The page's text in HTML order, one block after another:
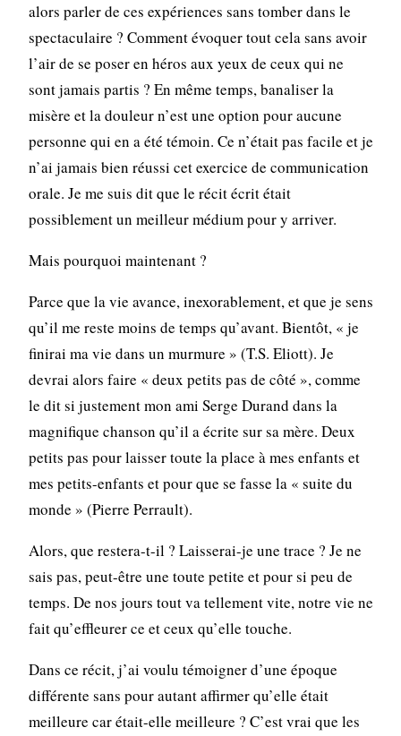
alors parler de ces expériences sans tomber dans le
spectaculaire ? Comment évoquer tout cela sans avoir
l’air de se poser en héros aux yeux de ceux qui ne
sont jamais partis ? En même temps, banaliser la
misère et la douleur n’est une option pour aucune
personne qui en a été témoin. Ce n’était pas facile et je
n’ai jamais bien réussi cet exercice de communication
orale. Je me suis dit que le récit écrit était
possiblement un meilleur médium pour y arriver.
Mais pourquoi maintenant ?
Parce que la vie avance, inexorablement, et que je sens
qu’il me reste moins de temps qu’avant. Bientôt, « je
finirai ma vie dans un murmure » (T.S. Eliott). Je
devrai alors faire « deux petits pas de côté », comme
le dit si justement mon ami Serge Durand dans la
magnifique chanson qu’il a écrite sur sa mère. Deux
petits pas pour laisser toute la place à mes enfants et
mes petits-enfants et pour que se fasse la « suite du
monde » (Pierre Perrault).
Alors, que restera-t-il ? Laisserai-je une trace ? Je ne
sais pas, peut-être une toute petite et pour si peu de
temps. De nos jours tout va tellement vite, notre vie ne
fait qu’effleurer ce et ceux qu’elle touche.
Dans ce récit, j’ai voulu témoigner d’une époque
différente sans pour autant affirmer qu’elle était
meilleure car était-elle meilleure ? C’est vrai que les